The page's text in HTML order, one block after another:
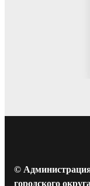
©
городского округа